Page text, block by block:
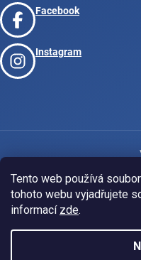
Tento web používá
tohoto webu vyjadřujete
informací zde.
Facebook
Instagram
Copyright 2026